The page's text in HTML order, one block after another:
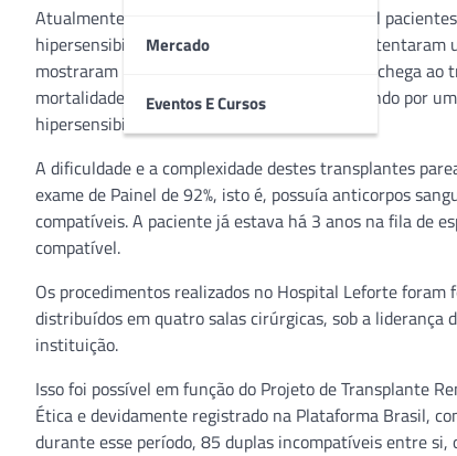
Mercado
Eventos E Cursos
Atualmente, cerca de 5 mil dos mais de 32 mil
hipersensibilização. Muitas dessas pessoas já
mostraram incompatíveis. Uma minoria deles chega
mortalidade de pacientes em diálise, aguardando por
hipersensibilizados.
A dificuldade e a complexidade destes transplantes
exame de Painel de 92%, isto é, possuía anticorpos
compatíveis. A paciente já estava há 3 anos na fila de
compatível.
Os procedimentos realizados no Hospital Leforte
distribuídos em quatro salas cirúrgicas, sob a liderança
instituição.
Isso foi possível em função do Projeto de Transplante
Ética e devidamente registrado na Plataforma Brasil,
durante esse período, 85 duplas incompatíveis entre